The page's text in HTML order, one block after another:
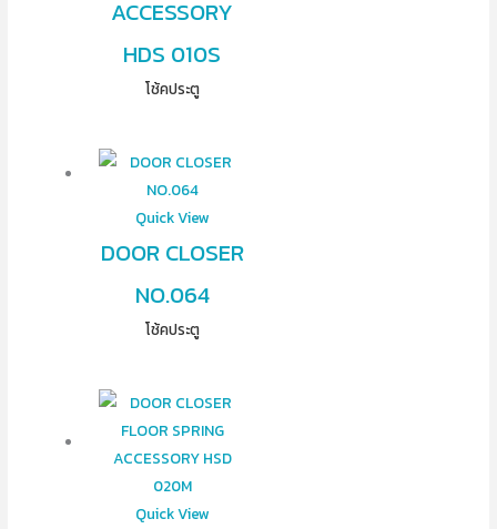
ACCESSORY
HDS 010S
โช้คประตู
Quick View
DOOR CLOSER
NO.064
โช้คประตู
Quick View